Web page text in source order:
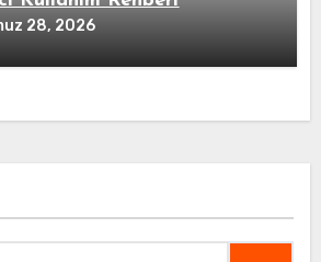
28, 2026